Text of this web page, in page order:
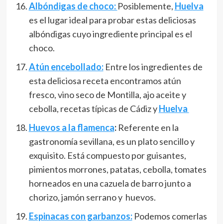
Albóndigas de choco: Posiblemente, Huelva
es el lugar ideal para probar estas deliciosas
albóndigas cuyo ingrediente principal es el
choco.
Atún encebollado: Entre los ingredientes de
esta deliciosa receta encontramos atún
fresco, vino seco de Montilla, ajo aceite y
cebolla, recetas típicas de Cádiz yHuelva
Huevos a la flamenca:Referente en la
gastronomía sevillana, es un plato sencillo y
exquisito. Está compuesto por guisantes,
pimientos morrones, patatas, cebolla, tomates
horneados en una cazuela de barro junto a
chorizo, jamón serrano y huevos.
Espinacas con garbanzos:Podemos comerlas